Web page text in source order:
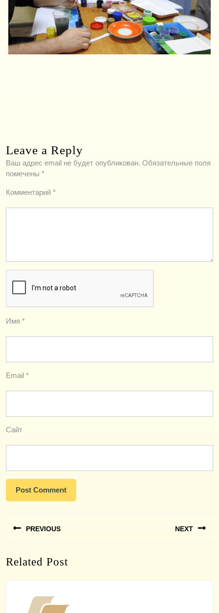
Leave a Reply
Ваш адрес email не будет опубликован. Обязательные поля
помечены *
Комментарий *
Имя *
Email *
Сайт
по
PREVIOUS
post:
NEXT
Related Post